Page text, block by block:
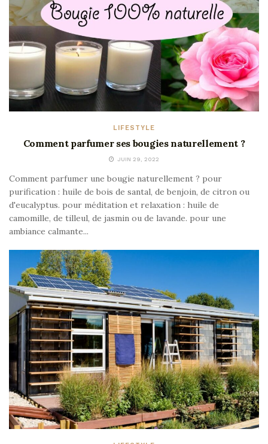
LIFESTYLE
Comment parfumer ses bougies naturellement ?
JUIN 29, 2022
Comment parfumer une bougie naturellement ? pour
purification : huile de bois de santal, de benjoin, de citron ou
d'eucalyptus. pour méditation et relaxation : huile de
camomille, de tilleul, de jasmin ou de lavande. pour une
ambiance calmante...